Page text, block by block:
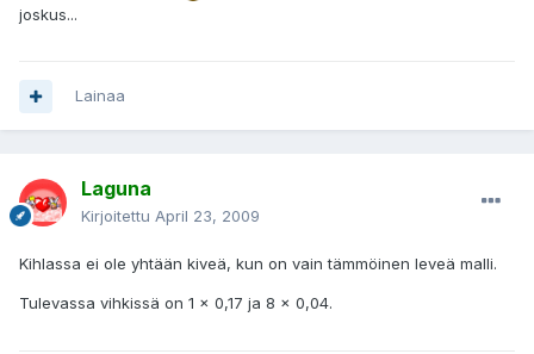
joskus...
Lainaa
Laguna
Kirjoitettu April 23, 2009
Kihlassa ei ole yhtään kiveä, kun on vain tämmöinen leveä malli.
Tulevassa vihkissä on 1 x 0,17 ja 8 x 0,04.